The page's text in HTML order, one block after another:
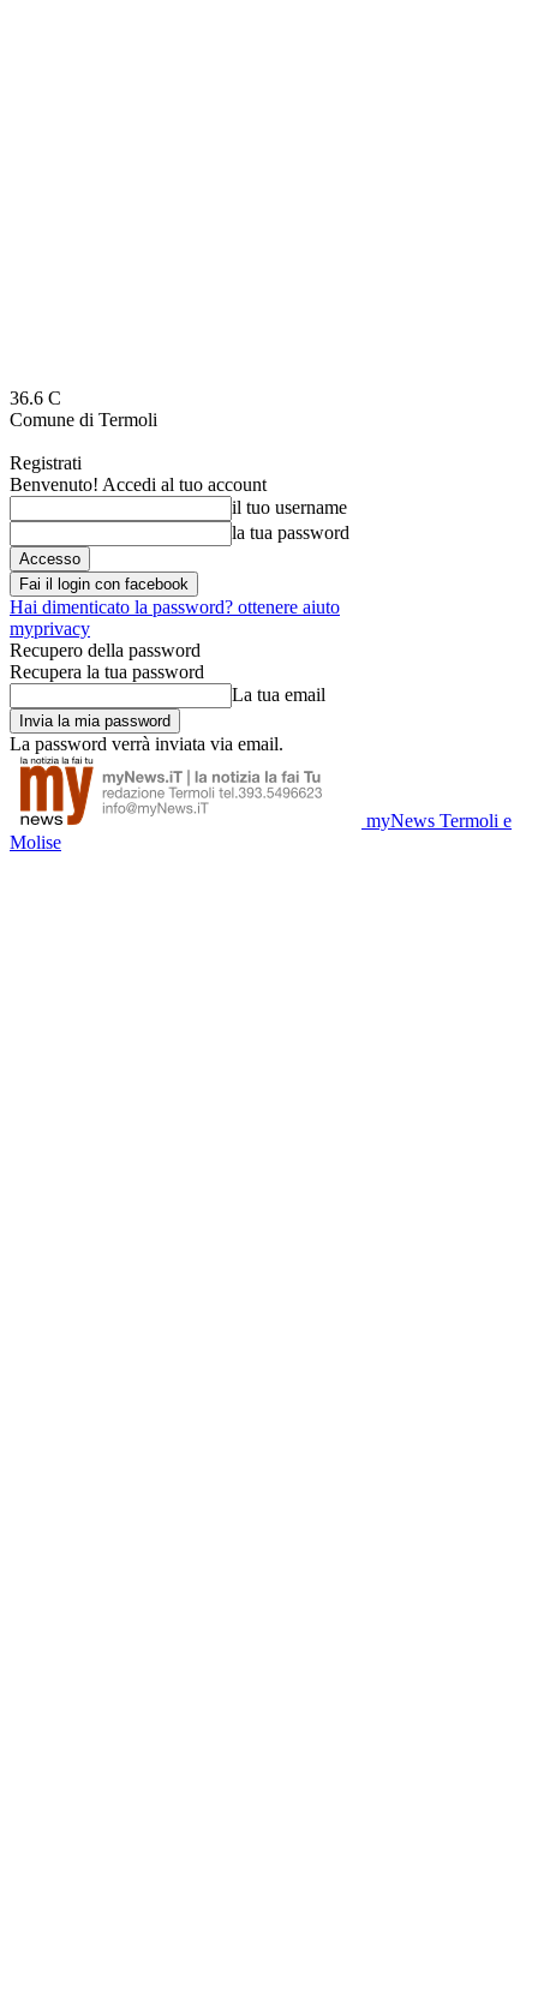
36.6 C
Comune di Termoli
Registrati
Benvenuto! Accedi al tuo account
il tuo username
la tua password
Fai il login con facebook
Hai dimenticato la password? ottenere aiuto
myprivacy
Recupero della password
Recupera la tua password
La tua email
La password verrà inviata via email.
myNews Termoli e
Molise